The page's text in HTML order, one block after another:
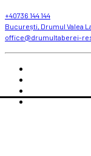
+40736 144 144
București, Drumul Valea
office@drumultaberei-